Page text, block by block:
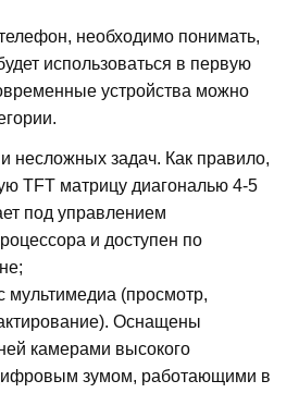
необходимо понимать,
использоваться в первую
устройства можно
несложных задач. Как правило,
TFT матрицу диагональю 4-5
под управлением
и доступен по
мультимедиа (просмотр,
Оснащены
камерами высокого
зумом, работающими в